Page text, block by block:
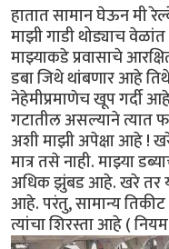
हातात सामान घेऊन मी
माझी गाडी थोड्याच
माझ्याकडे प्रवासाचे
डबा जिथे थांबणार आहे
नेहेमीप्रमाणेच खूप गर्दी
गटातील असल्याने त्यात
अशी माझी अपेक्षा आहे !
मात्र तसे नाही. माझ्या
अधिक झुंबड आहे. खरे तर
आहे. परंतु, सामान्य
त्यांचा शिरस्ता आहे (